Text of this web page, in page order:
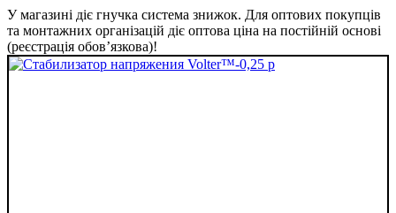
У магазині діє гнучка система знижок. Для оптових покупців
та монтажних організацій діє оптова ціна на постійній основі
(реєстрація обов’язкова)!